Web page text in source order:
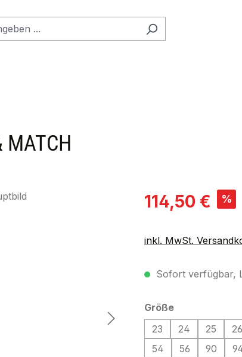
MATCH
Verkaufspreis:
114,50 € %
inkl. MwSt.
Sofort verfügbar,
Größeauswählen
23
24 25 26
54
56 90